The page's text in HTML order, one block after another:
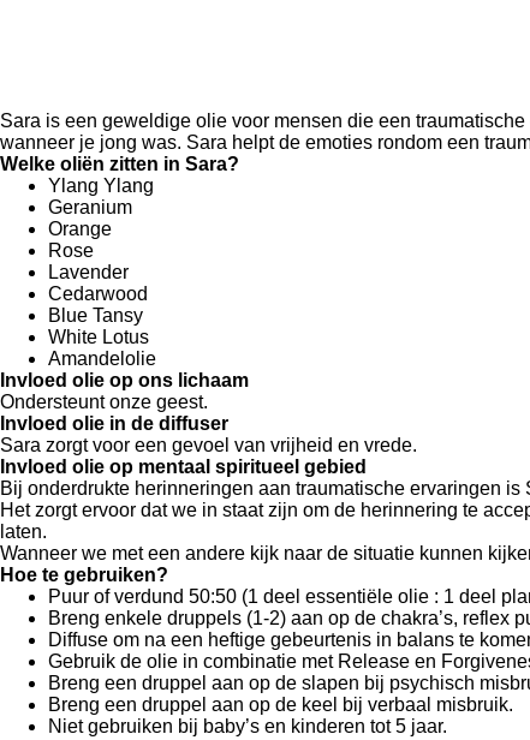
Sara is een geweldige olie voor mensen die een
wanneer je jong was. Sara helpt de emoties rondom een
Welke oliën zitten in Sara?
Ylang Ylang
Geranium
Orange
Rose
Lavender
Cedarwood
Blue Tansy
White Lotus
Amandelolie
Invloed olie op ons lichaam
Ondersteunt onze geest.
Invloed olie in de diffuser
Sara zorgt voor een gevoel van vrijheid en vrede.
Invloed olie op mentaal spiritueel gebied
Bij onderdrukte herinneringen aan traumatische ervaringen is
Het zorgt ervoor dat we in staat zijn om de herinnering te
laten.
Wanneer we met een andere kijk naar de situatie kunnen
Hoe te gebruiken?
Puur of verdund 50:50 (1 deel essentiële olie : 1 deel
Breng enkele druppels (1-2) aan op de chakra’s, reflex
Diffuse om na een heftige gebeurtenis in balans te
Gebruik de olie in combinatie met Release en
Breng een druppel aan op de slapen bij psychisch
Breng een druppel aan op de keel bij verbaal misbruik.
Niet gebruiken bij baby’s en kinderen tot 5 jaar.